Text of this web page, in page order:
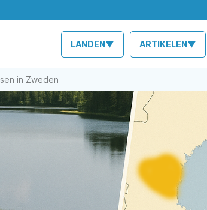
LANDEN▼ ARTIKELEN▼
in Zweden